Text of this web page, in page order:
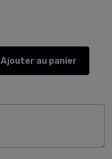
Ajouter au panier